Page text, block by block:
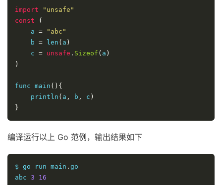
import
"unsafe"
const
(
    a
=
"abc"
    b
= len ( a )
    c
= unsafe . Sizeof ( a )
)
func main (){
    println
( a , b , c )
}
编译运行以上 Go 范例，输出结果如下
$ go run main . go
abc 3 16